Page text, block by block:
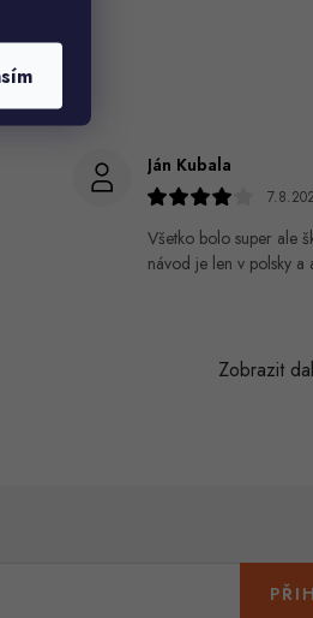
Ján Kubala
Všetko bolo super ale
návod je len v polsky a
Zobrazit